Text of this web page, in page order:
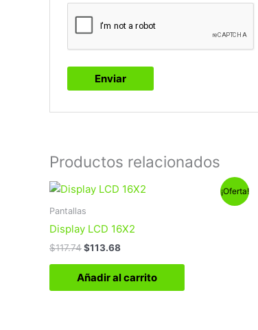
Productos relacionados
¡Oferta!
Pantallas
Display LCD 16X2
$117.74
El
precio
original
$117.74.
$113.68
El
precio
$113.68.
Añadir al carrito